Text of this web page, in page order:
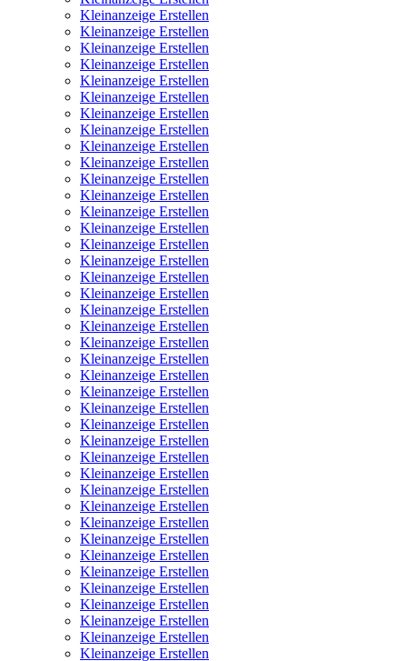
Kleinanzeige Erstellen
Kleinanzeige Erstellen
Kleinanzeige Erstellen
Kleinanzeige Erstellen
Kleinanzeige Erstellen
Kleinanzeige Erstellen
Kleinanzeige Erstellen
Kleinanzeige Erstellen
Kleinanzeige Erstellen
Kleinanzeige Erstellen
Kleinanzeige Erstellen
Kleinanzeige Erstellen
Kleinanzeige Erstellen
Kleinanzeige Erstellen
Kleinanzeige Erstellen
Kleinanzeige Erstellen
Kleinanzeige Erstellen
Kleinanzeige Erstellen
Kleinanzeige Erstellen
Kleinanzeige Erstellen
Kleinanzeige Erstellen
Kleinanzeige Erstellen
Kleinanzeige Erstellen
Kleinanzeige Erstellen
Kleinanzeige Erstellen
Kleinanzeige Erstellen
Kleinanzeige Erstellen
Kleinanzeige Erstellen
Kleinanzeige Erstellen
Kleinanzeige Erstellen
Kleinanzeige Erstellen
Kleinanzeige Erstellen
Kleinanzeige Erstellen
Kleinanzeige Erstellen
Kleinanzeige Erstellen
Kleinanzeige Erstellen
Kleinanzeige Erstellen
Kleinanzeige Erstellen
Kleinanzeige Erstellen
Kleinanzeige Erstellen